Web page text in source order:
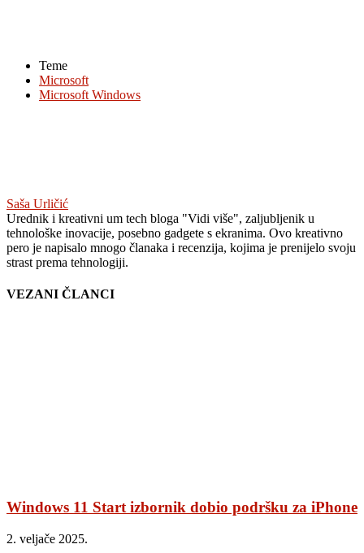
Teme
Microsoft
Microsoft Windows
Saša Urličić
Urednik i kreativni um tech bloga "Vidi više", zaljubljenik u
tehnološke inovacije, posebno gadgete s ekranima. Ovo kreativno
pero je napisalo mnogo članaka i recenzija, kojima je prenijelo svoju
strast prema tehnologiji.
VEZANI ČLANCI
Windows 11 Start izbornik dobio podršku za iPhone
2. veljače 2025.